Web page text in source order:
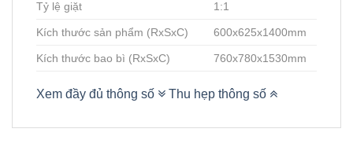
Tỷ lệ giặt 1:1
Kích thước sản phẩm (RxSxC) 600x625x1400mm
Kích thước bao bì (RxSxC) 760x780x1530mm
Xem đầy đủ thông số Thu hẹp thông số